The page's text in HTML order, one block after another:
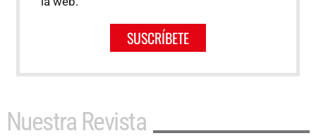
SUSCRÍBETE
Nuestra Revista